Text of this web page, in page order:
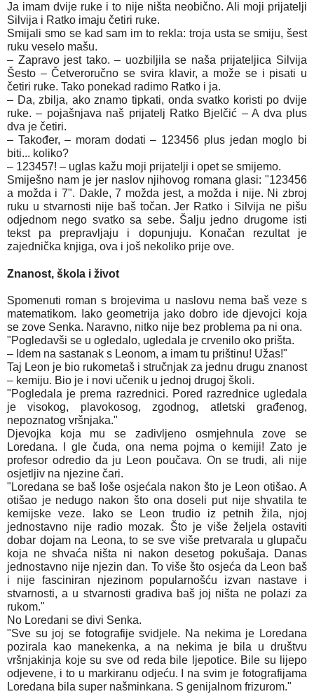
Ja imam dvije ruke i to nije ništa neobično. Ali moji prijatelji
Silvija i Ratko imaju četiri ruke.
Smijali smo se kad sam im to rekla: troja usta se smiju, šest
ruku veselo mašu.
– Zapravo jest tako. – uozbiljila se naša prijateljica Silvija
Šesto – Četveroručno se svira klavir, a može se i pisati u
četiri ruke. Tako ponekad radimo Ratko i ja.
– Da, zbilja, ako znamo tipkati, onda svatko koristi po dvije
ruke. – pojašnjava naš prijatelj Ratko Bjelčić – A dva plus
dva je četiri.
– Također, – moram dodati – 123456 plus jedan moglo bi
biti... koliko?
– 123457! – uglas kažu moji prijatelji i opet se smijemo.
Smiješno nam je jer naslov njihovog romana glasi: "123456
a možda i 7". Dakle, 7 možda jest, a možda i nije. Ni zbroj
ruku u stvarnosti nije baš točan. Jer Ratko i Silvija ne pišu
odjednom nego svatko sa sebe. Šalju jedno drugome isti
tekst pa prepravljaju i dopunjuju. Konačan rezultat je
zajednička knjiga, ova i još nekoliko prije ove.
Znanost, škola i život
Spomenuti roman s brojevima u naslovu nema baš veze s
matematikom. Iako geometrija jako dobro ide djevojci koja
se zove Senka. Naravno, nitko nije bez problema pa ni ona.
"Pogledavši se u ogledalo, ugledala je crvenilo oko prišta.
– Idem na sastanak s Leonom, a imam tu prištinu! Užas!"
Taj Leon je bio rukometaš i stručnjak za jednu drugu znanost
– kemiju. Bio je i novi učenik u jednoj drugoj školi.
"Pogledala je prema razrednici. Pored razrednice ugledala
je visokog, plavokosog, zgodnog, atletski građenog,
nepoznatog vršnjaka."
Djevojka koja mu se zadivljeno osmjehnula zove se
Loredana. I gle čuda, ona nema pojma o kemiji! Zato je
profesor odredio da ju Leon poučava. On se trudi, ali nije
osjetljiv na njezine čari.
"Loredana se baš loše osjećala nakon što je Leon otišao. A
otišao je nedugo nakon što ona doseli put nije shvatila te
kemijske veze. Iako se Leon trudio iz petnih žila, njoj
jednostavno nije radio mozak. Što je više željela ostaviti
dobar dojam na Leona, to se sve više pretvarala u glupaču
koja ne shvaća ništa ni nakon desetog pokušaja. Danas
jednostavno nije njezin dan. To više što osjeća da Leon baš
i nije fasciniran njezinom popularnošću izvan nastave i
stvarnosti, a u stvarnosti gradiva baš joj ništa ne polazi za
rukom."
No Loredani se divi Senka.
"Sve su joj se fotografije svidjele. Na nekima je Loredana
pozirala kao manekenka, a na nekima je bila u društvu
vršnjakinja koje su sve od reda bile ljepotice. Bile su lijepo
odjevene, i to u markiranu odjeću. I na svim je fotografijama
Loredana bila super našminkana. S genijalnom frizurom."